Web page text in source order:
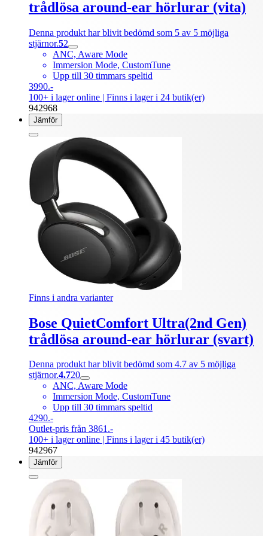
trådlösa around-ear hörlurar (vita)
Denna produkt har blivit bedömd som 5 av 5 möjliga
stjärnor.52
ANC, Aware Mode
Immersion Mode, CustomTune
Upp till 30 timmars speltid
3990.-
100+ i lager online | Finns i lager i 24 butik(er)
942968
Jämför
Finns i andra varianter
Bose QuietComfort Ultra(2nd Gen)
trådlösa around-ear hörlurar (svart)
Denna produkt har blivit bedömd som 4.7 av 5 möjliga
stjärnor.4.720
ANC, Aware Mode
Immersion Mode, CustomTune
Upp till 30 timmars speltid
4290.-
Outlet-pris från 3861.-
100+ i lager online | Finns i lager i 45 butik(er)
942967
Jämför